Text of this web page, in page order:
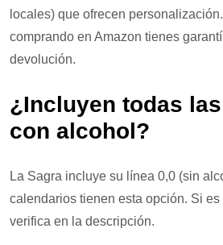
locales) que ofrecen
comprando en Amazon tienes
devolución.
¿Incluyen todas
con alcohol?
La Sagra incluye su línea 0,0 (sin
calendarios tienen esta opción. Si es
verifica en la descripción.